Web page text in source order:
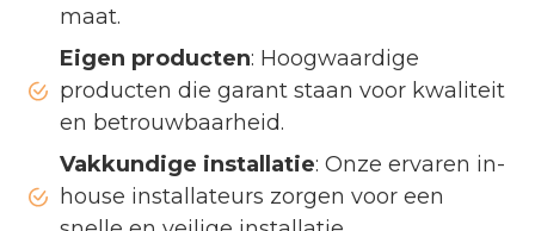
maat.
Eigen producten: Hoogwaardige
producten die garant staan voor kwaliteit
en betrouwbaarheid.
Vakkundige installatie: Onze ervaren in-
house installateurs zorgen voor een